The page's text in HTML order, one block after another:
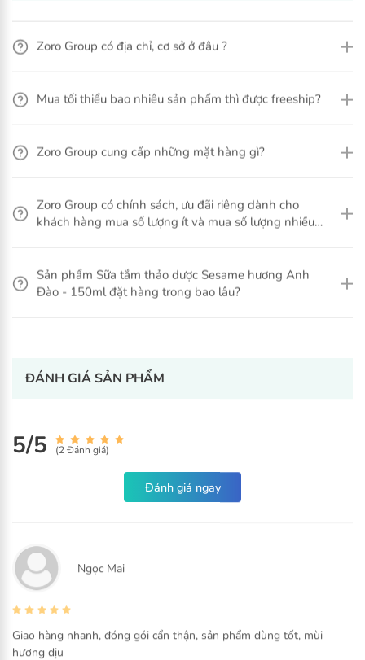
Mã sản phẩm: HH-MP-DDVSPNHN-LYLY-100ML-OMUM
Lily dịu nhẹ - Mềm mại làn da
Dễ dàng làm sạch
Dưỡng da vùng kín
Xem thêm
Zoro Group có địa chỉ, cơ sở ở đâu ?
Mua tối thiểu bao nhiêu sản phẩm thì được freeship?
Zoro Group cung cấp những mặt hàng gì?
Zoro Group có chính sách, ưu đãi riêng dành cho
khách hàng mua số lượng ít và mua số lượng nhiều
Sản phẩm Sữa tắm thảo dược Sesame hương Anh
Đào - 150ml đặt hàng trong bao lâu?
ĐÁNH GIÁ SẢN PHẨM
5/5 (2 Đánh giá)
Ngọc Mai
Giao hàng nhanh, đóng gói cẩn thận, sản phẩm dùng tốt, mùi
hương dịu